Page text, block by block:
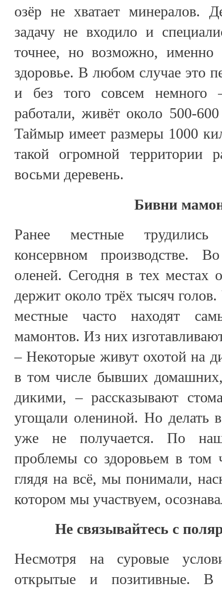
озёр не хватает минералов.
задачу не входило и
точнее, но возможно, именно
здоровье. В любом случае это
и без того совсем
работали, живёт около 500-
Таймыр имеет размеры 1000
такой огромной территории
восьми деревень.
Бивни
Ранее местные трудились
консервном производстве.
оленей. Сегодня в тех местах
держит около трёх тысяч
местные часто находят
мамонтов. Из них
– Некоторые живут охотой на
в том числе бывших
дикими, – рассказывают
угощали олениной. Но делать
уже не получается. По
проблемы со здоровьем в том
глядя на всё, мы понимали,
котором мы участвуем,
Не связывайтесь с
Несмотря на суровые
открытые и позитивные. В